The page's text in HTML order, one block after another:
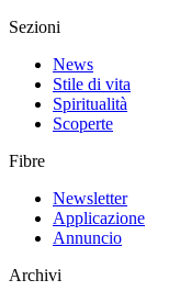
Sezioni
News
Stile di vita
Spiritualità
Scoperte
Fibre
Newsletter
Applicazione
Annuncio
Archivi